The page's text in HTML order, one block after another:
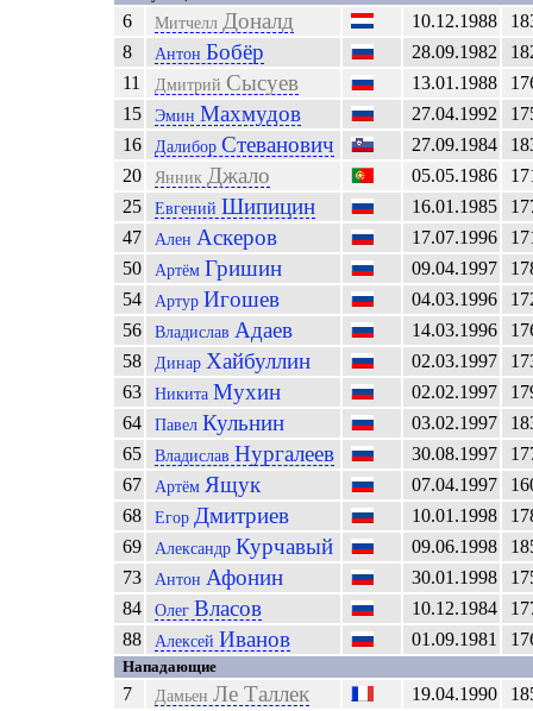
6 Митчелл Доналд 10.12.1988
8
Антон Бобёр 28.09.1982
11
Дмитрий Сысуев 13.01.1988
15
Эмин Махмудов 27.04.1992
16
ДалиборСтеванович 27.09.1984
20
Янник Джало 05.05.1986
25
Евгений Шипицин 16.01.1985
47
Ален Аскеров 17.07.1996
50
Артём Гришин 09.04.1997
54
Артур Игошев 04.03.1996
56
Владислав Адаев 14.03.1996
58
Динар Хайбуллин 02.03.1997
63
Никита Мухин 02.02.1997
64
Павел Кульнин 03.02.1997
65
Владислав Нургалеев 30.08.1997
67
Артём Ящук 07.04.1997
68
Егор Дмитриев 10.01.1998
69
Александр Курчавый 09.06.1998
73
Антон Афонин 30.01.1998
84
Олег Власов 10.12.1984
88
Алексей Иванов 01.09.1981
Нападающие
7 ДамьенЛе Таллек 19.04.1990